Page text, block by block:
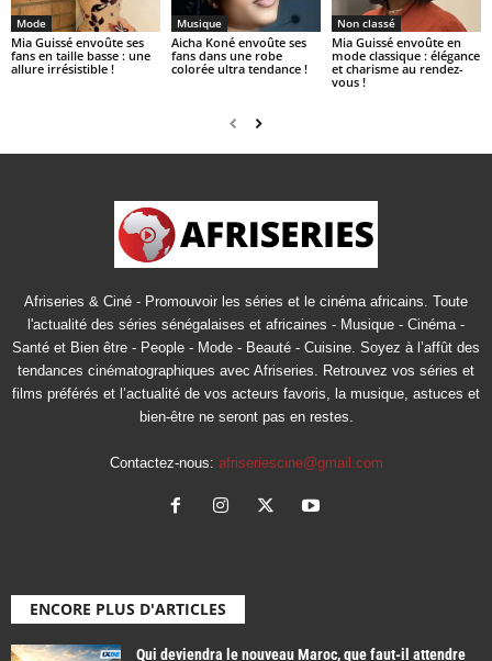
Mode
Mia Guissé envoûte ses
fans en taille basse : une
allure irrésistible !
Musique
Aicha Koné envoûte ses
fans dans une robe
colorée ultra tendance !
Non classé
Mia Guissé envoûte en
mode classique : élégance
et charisme au rendez-
vous !
Afriseries & Ciné - Promouvoir les séries et le cinéma africains. Toute
l'actualité des séries sénégalaises et africaines - Musique - Cinéma -
Santé et Bien être - People - Mode - Beauté - Cuisine. Soyez à l’affût des
tendances cinématographiques avec Afriseries. Retrouvez vos séries et
films préférés et l’actualité de vos acteurs favoris, la musique, astuces et
bien-être ne seront pas en restes.
Contactez-nous: afriseriescine@gmail.com
ENCORE PLUS D'ARTICLES
Qui deviendra le nouveau Maroc, que faut-il attendre